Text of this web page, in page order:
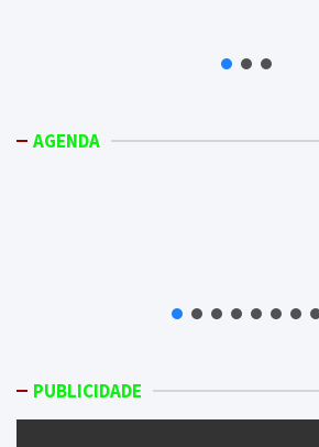
AGENDA
PUBLICIDADE